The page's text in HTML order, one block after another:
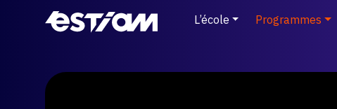
L’école Programmes